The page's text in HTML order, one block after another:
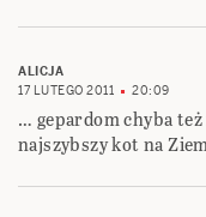
ALICJA
17 LUTEGO 2011
20:09
… gepardom chyba
najszybszy kot na